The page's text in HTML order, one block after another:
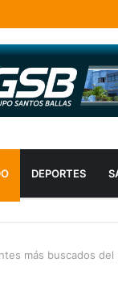
DEPORTES
más buscados del